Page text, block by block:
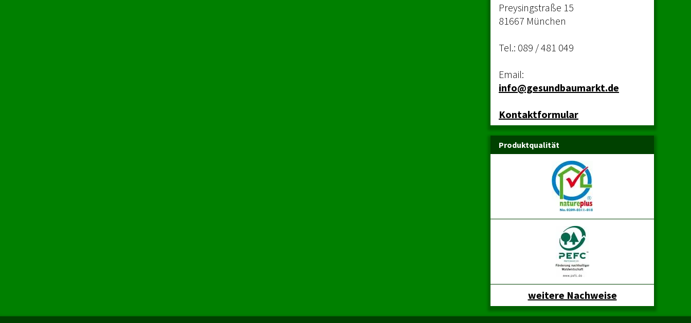
Preysingstraße 15
81667 München
Tel.: 089 / 481 049
Email:
info@gesundbaumarkt.de
Kontaktformular
Produktqualität
weitere Nachweise